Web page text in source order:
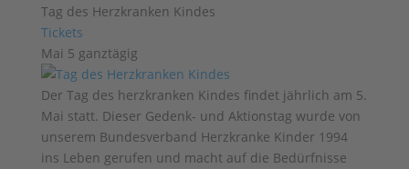
Tag des Herzkranken Kindes
Tickets
Mai 5 ganztägig
Der Tag des herzkranken Kindes findet jährlich am 5.
Mai statt. Dieser Gedenk- und Aktionstag wurde von
unserem Bundesverband Herzkranke Kinder 1994
ins Leben gerufen und macht auf die Bedürfnisse